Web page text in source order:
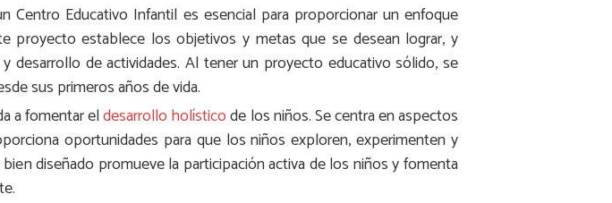
Centro Educativo Infantil es esencial para proporcionar un enfoque
proyecto establece los objetivos y metas que se desean lograr, y
desarrollo de actividades. Al tener un proyecto educativo sólido, se
sus primeros años de vida.
a fomentar eldesarrollo holísticode los niños. Se centra en aspectos
oportunidades para que los niños exploren, experimenten y
diseñado promueve la participación activa de los niños y fomenta